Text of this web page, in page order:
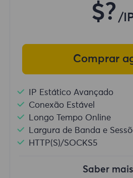
$? /
Comprar
IP Estático Avançado
Conexão Estável
Longo Tempo Online
Largura de Banda e
HTTP(S)/SOCKS5
Saber mais